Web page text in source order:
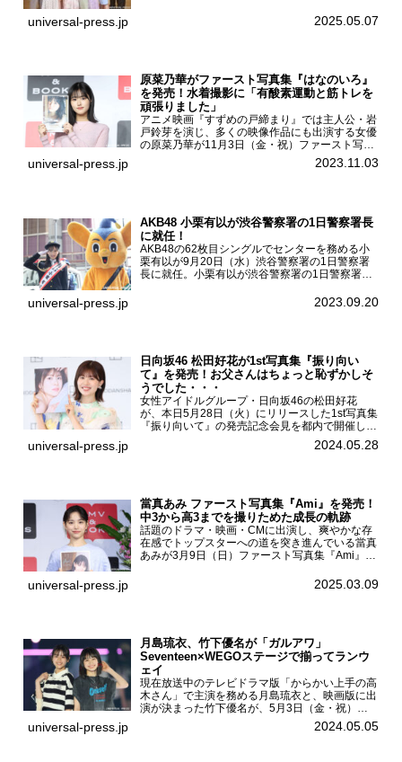
モード学園コクーンタワーで開催され、卒業モデ
universal-press.jp 2025.05.07
原菜乃華がファースト写真集『はなのいろ』
を発売！水着撮影に「有酸素運動と筋トレを
頑張りました」
アニメ映画『すずめの戸締まり』では主人公・岩
戸鈴芽を演じ、多くの映像作品にも出演する女優
の原菜乃華が11月3日（金・祝）ファースト写真
集『はなのいろ』発売記念イベントを
HMV&BOOKS SHIBUYAで開催した。原菜乃華フ
universal-press.jp 2023.11.03
AKB48 小栗有以が渋谷警察署の1日警察署長
に就任！
AKB48の62枚目シングルでセンターを務める小
栗有以が9月20日（水）渋谷警察署の1日警察署
長に就任。小栗有以が渋谷警察署の1日警察署長
での10日間実施される令和5年 秋の全国交通安全
universal-press.jp 2023.09.20
日向坂46 松田好花が1st写真集『振り向い
て』を発売！お父さんはちょっと恥ずかしそ
うでした・・・
女性アイドルグループ・日向坂46の松田好花
が、本日5月28日（火）にリリースした1st写真集
『振り向いて』の発売記念会見を都内で開催し
た。日向坂46 松田好花1st写真集『振り向いて』
発売記念会見写真集では日向坂46の松田好花を
universal-press.jp 2024.05.28
當真あみ ファースト写真集『Ami』を発売！
中3から高3までを撮りためた成長の軌跡
話題のドラマ・映画・CMに出演し、爽やかな存
在感でトップスターへの道を突き進んでいる當真
あみが3月9日（日）ファースト写真集『Ami』
BOOKS SHIBUYAで開催した。當真あみファース
universal-press.jp 2025.03.09
月島琉衣、竹下優名が「ガルアワ」
Seventeen×WEGOステージで揃ってランウ
ェイ
現在放送中のテレビドラマ版「からかい上手の高
木さん」で主演を務める月島琉衣と、映画版に出
演が決まった竹下優名が、5月3日（金・祝）東
京・国立代々木競技場第一体育館で開催されたフ
ァッション&音楽イベント『Rakuten GirlsAward
universal-press.jp 2024.05.05